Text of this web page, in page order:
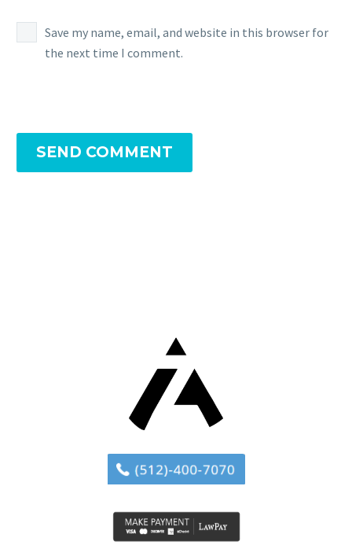
Save my name, email, and website in this browser for
the next time I comment.
SEND COMMENT